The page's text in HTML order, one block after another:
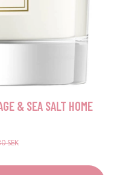
& SEA SALT HOME
SEK